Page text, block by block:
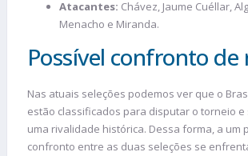
Atacantes: Chávez, Jaume Cuéllar,
Menacho e Miranda.
Possível confronto de
Nas atuais seleções podemos ver que o
estão classificados para disputar o torneio
uma rivalidade histórica. Dessa forma, a um
confronto entre as duas seleções se